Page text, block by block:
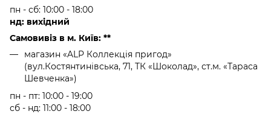
пн - сб: 10:00 - 18:00
нд: вихідний
Самовивіз в м. Київ: **
магазин «ALP Коллекція пригод»
(вул.Костянтинівська, 71, ТК «Шоколад», ст.м. «Тараса
Шевченка»)
пн - пт: 10:00 - 19:00
сб - нд: 11:00 - 18:00